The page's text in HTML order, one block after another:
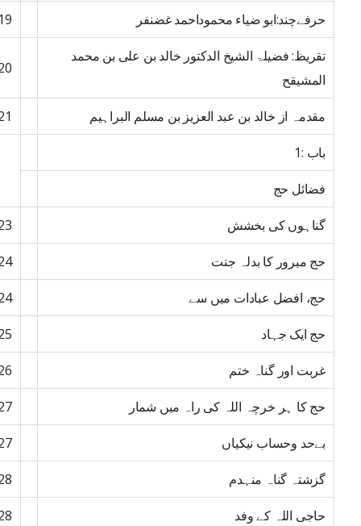
حرفےچند:ابو ضیاء محموداحمد غضنفر
تقریظ: فضیلۃ الشیخ الدکتور خالد بن علی بن محمد
المشیقح
مقدمہ از خالد بن عبد العزیز بن مسلم البراہیم
باب :1
فضائل حج
گناہوں کی بخشش
حج مبرور کا بدلہ جنت
حج، افضل عبادات میں سے
حج ایک جہاد
غربت اور گناہ ختم
حج کا ہر خرچہ اللہ کی راہ میں شمار
بےحد وحساب نیکیاں
گزشتہ گناہ منہدم
حاجی اللہ کے وفد